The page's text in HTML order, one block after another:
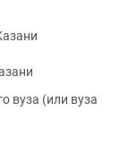
вуза (или вуза